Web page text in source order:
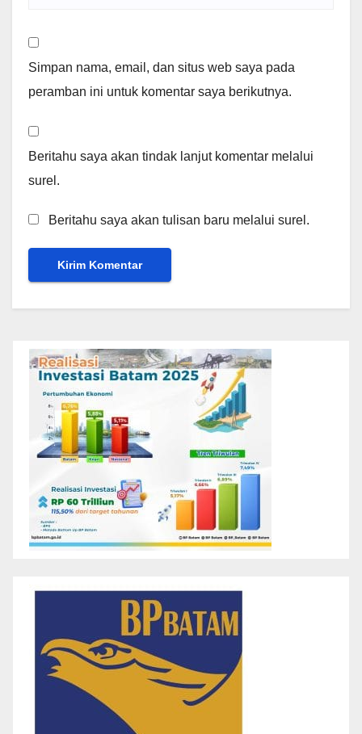
Simpan nama, email, dan situs web saya pada
peramban ini untuk komentar saya berikutnya.
Beritahu saya akan tindak lanjut komentar melalui
surel.
Beritahu saya akan tulisan baru melalui surel.